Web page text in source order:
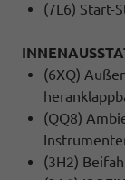
(7L6) Start-
(6XQ)
(QQ8)
(3H2)